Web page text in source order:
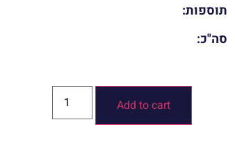
תוספות:
סה"כ:
Add to cart